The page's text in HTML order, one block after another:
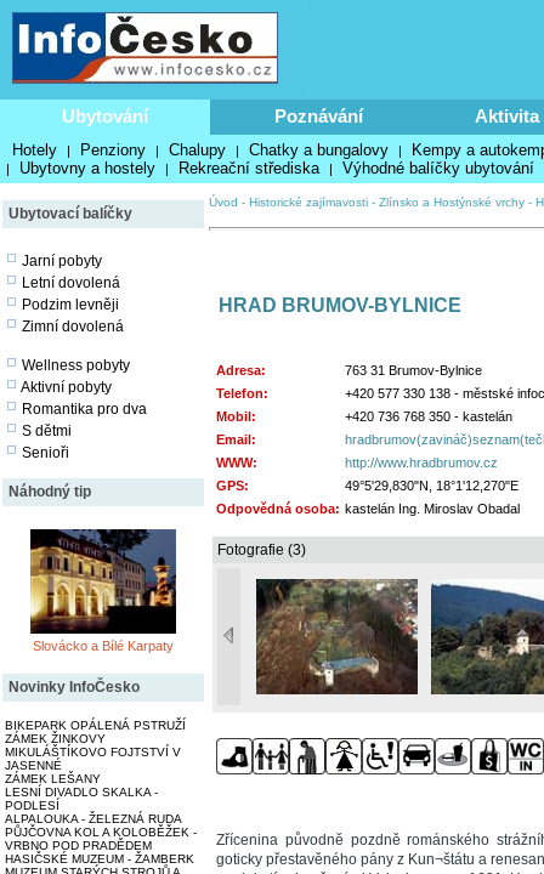
Ubytování Poznávání Aktivita
Hotely | Penziony | Chalupy | Chatky a bungalovy | Kempy a
| Ubytovny a hostely | Rekreační střediska | Výhodné balíčky ubytování
Ubytovací balíčky
Jarní pobyty
Letní dovolená
Podzim levněji
Zimní dovolená
Wellness pobyty
Aktivní pobyty
Romantika pro dva
S dětmi
Senioři
Náhodný tip
Slovácko a Bílé Karpaty
Novinky InfoČesko
BIKEPARK OPÁLENÁ PSTRUŽÍ
ZÁMEK ŽINKOVY
MIKULÁŠTÍKOVO FOJTSTVÍ V
JASENNÉ
ZÁMEK LEŠANY
LESNÍ DIVADLO SKALKA -
PODLESÍ
ALPALOUKA - ŽELEZNÁ RUDA
PŮJČOVNA KOL A KOLOBĚŽEK -
VRBNO POD PRADĚDEM
HASIČSKÉ MUZEUM - ŽAMBERK
Úvod - Historické zajímavosti - Zlínsko a Hostýnské vrchy -
HRAD BRUMOV-BYLNICE
Adresa:
763 31 Brumov-Bylnice
Telefon:
+420 577 330 138 - městské
Mobil:
+420 736 768 350 - kastelán
Email:
WWW:
http://www.hradbrumov.cz
GPS:
49°5'29,830"N, 18°1'12,270"E
Odpovědná osoba: kastelán Ing. Miroslav Obadal
Fotografie (3)
Zřícenina původně pozdně románského
goticky přestavěného pány z Kun¬štátu a